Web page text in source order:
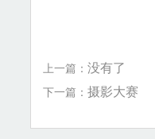
上一篇： 没有了
下一篇： 摄影大赛